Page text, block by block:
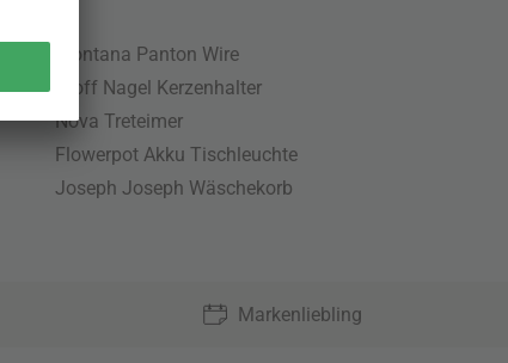
Montana Panton Wire
Stoff Nagel Kerzenhalter
Nova Treteimer
Flowerpot Akku Tischleuchte
Joseph Joseph Wäschekorb
Markenliebling